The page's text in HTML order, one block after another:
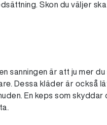
Skon du väljer
sanningen är att ju mer
Dessa kläder är också
En keps som skyddar